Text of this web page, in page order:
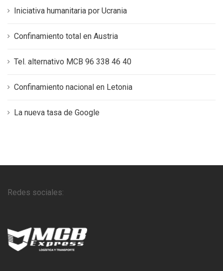
Iniciativa humanitaria por Ucrania
Confinamiento total en Austria
Tel. alternativo MCB 96 338 46 40
Confinamiento nacional en Letonia
La nueva tasa de Google
Redes sociales: